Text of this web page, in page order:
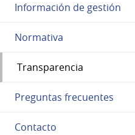
Información de gestión
Normativa
Transparencia
Preguntas frecuentes
Contacto